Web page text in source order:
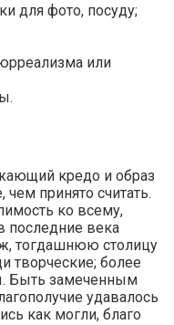
для фото, посуду;
или
кредо и образ
чем принято считать.
ко всему,
последние века
тогдашнюю столицу
творческие; более
Быть замеченным
удавалось
как могли, благо